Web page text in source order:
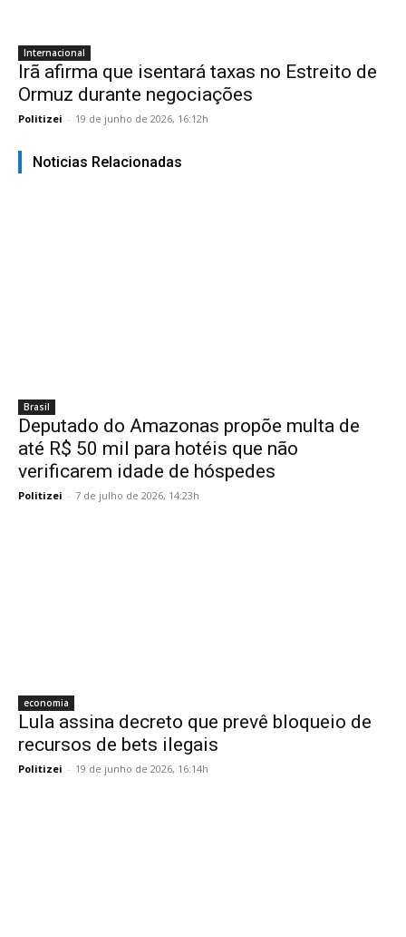
Internacional
Irã afirma que isentará taxas no Estreito de
Ormuz durante negociações
Politizei - 19 de junho de 2026, 16:12h
Noticias Relacionadas
Brasil
Deputado do Amazonas propõe multa de
até R$ 50 mil para hotéis que não
verificarem idade de hóspedes
Politizei - 7 de julho de 2026, 14:23h
economia
Lula assina decreto que prevê bloqueio de
recursos de bets ilegais
Politizei - 19 de junho de 2026, 16:14h